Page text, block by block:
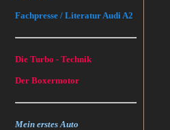
Fachpresse / Literatur Audi A2
Die Turbo - Technik
Der Boxermotor
Mein erstes Auto